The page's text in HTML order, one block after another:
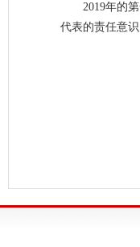
2019年的
代表的责任意